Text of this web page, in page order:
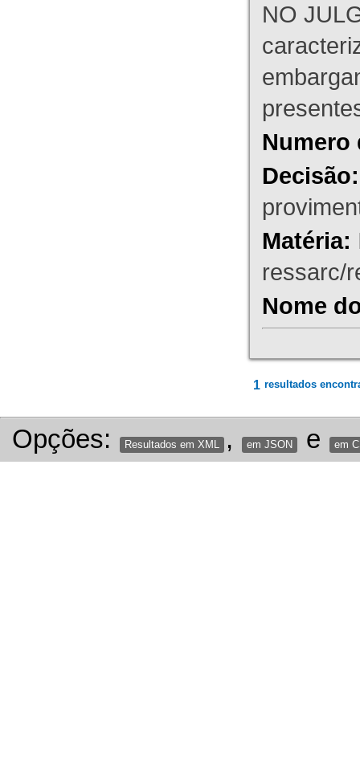
NO
Numero
Decisão:
Matéria:
ressarc/
Nome
1 resultados
Opções: Resultados em XML , em JSON e em